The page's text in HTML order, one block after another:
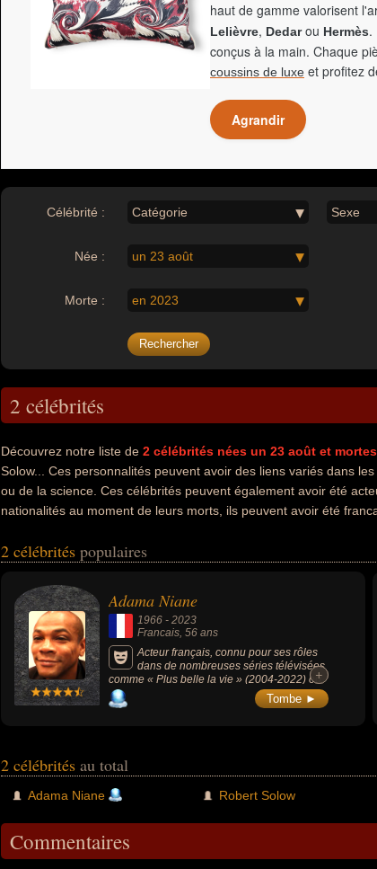
haut de gamme valorisent
Lelièvre, Dedarou Hermès.
conçus à la main. Chaque
coussins de luxe et profitez
Agrandir
Célébrité : Catégorie Sexe
Née : un 23 août
Morte : en 2023
2 célébrités
Découvrez notre liste de 2 célébrités nées un 23 août et
Solow... Ces personnalités peuvent avoir des liens variés dans
ou de la science. Ces célébrités peuvent également avoir été
nationalités au moment de leurs morts, ils peuvent avoir été
2 célébrités populaires
Adama Niane
1966 - 2023
Francais, 56 ans
Acteur français, connu pour ses rôles
dans de nombreuses séries télévisées
comme « Plus belle la vie » (2004-2022) ou
« Sam » (2016, comédie dramatique) et avait
incarné le tueur en série Guy Georges au
+
+
Tombe ►
2 célébrités au total
Adama Niane Robert Solow
Commentaires